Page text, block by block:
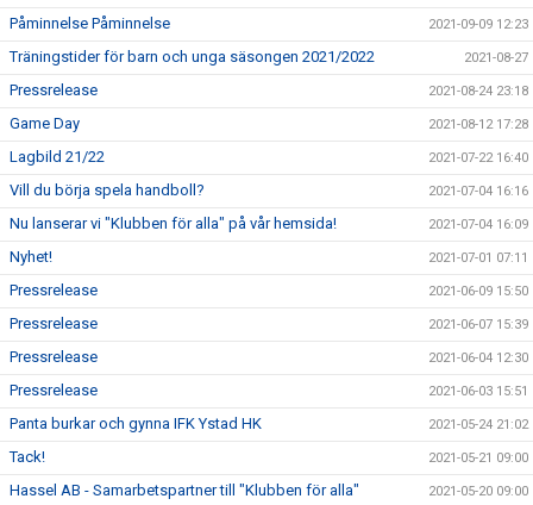
Påminnelse Påminnelse 2021-09-09 12:23
Träningstider för barn och unga säsongen 2021/2022 2021-08-27
Pressrelease 2021-08-24 23:18
Game Day 2021-08-12 17:28
Lagbild 21/22 2021-07-22 16:40
Vill du börja spela handboll? 2021-07-04 16:16
Nu lanserar vi "Klubben för alla" på vår hemsida! 2021-07-04 16:09
Nyhet! 2021-07-01 07:11
Pressrelease 2021-06-09 15:50
Pressrelease 2021-06-07 15:39
Pressrelease 2021-06-04 12:30
Pressrelease 2021-06-03 15:51
Panta burkar och gynna IFK Ystad HK 2021-05-24 21:02
Tack! 2021-05-21 09:00
Hassel AB - Samarbetspartner till "Klubben för alla" 2021-05-20 09:00